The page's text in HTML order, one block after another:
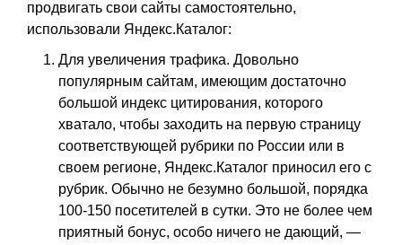
продвигать свои сайты самостоятельно,
использовали Яндекс.Каталог:
Для увеличения трафика. Довольно
популярным сайтам, имеющим достаточно
большой индекс цитирования, которого
хватало, чтобы заходить на первую страницу
соответствующей рубрики по России или в
своем регионе, Яндекс.Каталог приносил его с
рубрик. Обычно не безумно большой, порядка
100-150 посетителей в сутки. Это не более чем
приятный бонус, особо ничего не дающий, —